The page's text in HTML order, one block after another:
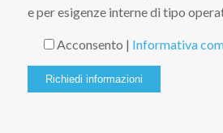
e per esigenze interne di tipo
Acconsento | Informativa